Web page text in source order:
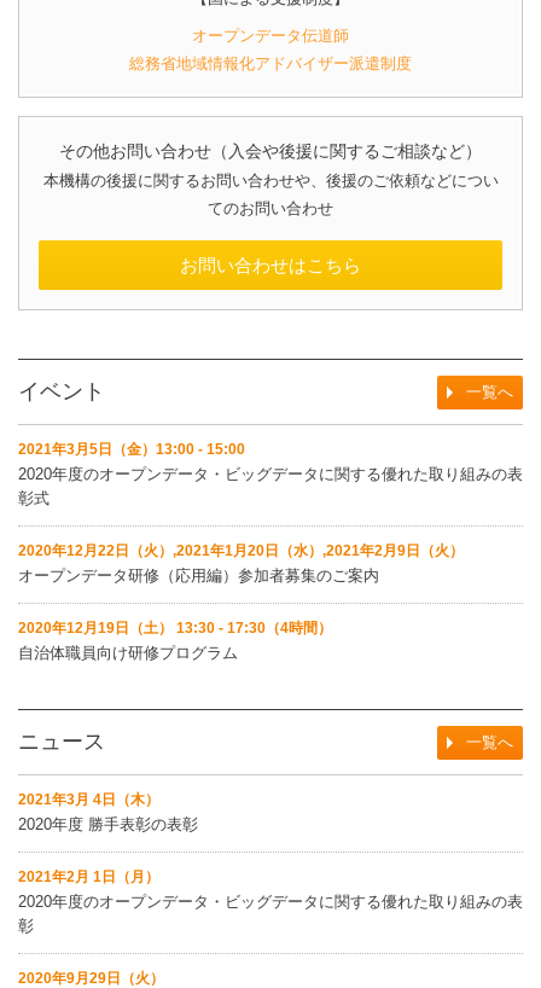
オープンデータ伝道師
総務省地域情報化アドバイザー派遣制度
その他お問い合わせ（入会や後援に関するご相談など）
本機構の後援に関するお問い合わせや、後援のご依頼などについ
てのお問い合わせ
お問い合わせはこちら
イベント 一覧へ
2021年3月5日（金）13:00 - 15:00
2020年度のオープンデータ・ビッグデータに関する優れた取り組みの表
彰式
2020年12月22日（火）,2021年1月20日（水）,2021年2月9日（火）
オープンデータ研修（応用編）参加者募集のご案内
2020年12月19日（土） 13:30 - 17:30（4時間）
自治体職員向け研修プログラム
ニュース 一覧へ
2021年3月 4日（木）
2020年度 勝手表彰の表彰
2021年2月 1日（月）
2020年度のオープンデータ・ビッグデータに関する優れた取り組みの表
彰
2020年9月29日（火）